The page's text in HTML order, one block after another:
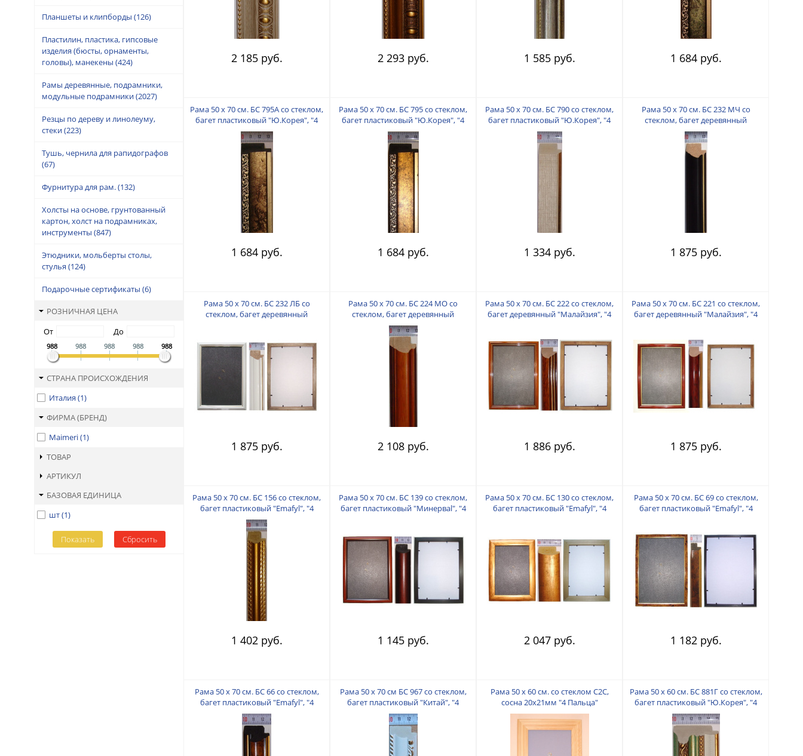
Планшеты и клипборды (126)
Пластилин, пластика, гипсовые
изделия (бюсты, орнаменты,
головы), манекены (424)
Рамы деревянные, подрамники,
модульные подрамники(2027)
Резцы по дереву и линолеуму,
стеки(223)
Тушь, чернила для рапидографов
(67)
Фурнитура для рам.(132)
Холсты на основе, грунтованный
картон, холст на подрамниках,
инструменты (847)
Этюдники, мольберты столы,
стулья (124)
Подарочные сертификаты (6)
РОЗНИЧНАЯ ЦЕНА
От
До
988 988 988 988 988
СТРАНА ПРОИСХОЖДЕНИЯ
Италия (1)
ФИРМА (БРЕНД)
Maimeri(1)
ТОВАР
АРТИКУЛ
БАЗОВАЯ ЕДИНИЦА
шт(1)
2 185 руб. 2 293 руб. 1 585 руб. 1 684 руб.
Рама 50 х 70 см. БС 795А со стеклом,
багет пластиковый "Ю.Корея", "4
пальца"
1 684 руб.
Рама 50 х 70 см. БС 795 со стеклом,
багет пластиковый "Ю.Корея", "4
пальца"
1 684 руб.
Рама 50 х 70 см. БС 790 со стеклом,
багет пластиковый "Ю.Корея", "4
пальца"
1 334 руб.
Рама 50 х 70 см. БС 232 МЧ со
стеклом, багет деревянный
"Малайзия", "4 пальца"
1 875 руб.
Рама 50 х 70 см. БС 232 ЛБ со
стеклом, багет деревянный
1 875 руб.
Рама 50 х 70 см. БС 224 МО со
стеклом, багет деревянный
"Малайзия", "4 пальца"
2 108 руб.
Рама 50 х 70 см. БС 222 со стеклом,
багет деревянный "Малайзия", "4
1 886 руб.
Рама 50 х 70 см. БС 221 со стеклом,
багет деревянный "Малайзия", "4
1 875 руб.
Рама 50 х 70 см. БС 156 со стеклом,
багет пластиковый "Emafyl", "4
пальца"
1 402 руб.
Рама 50 х 70 см. БС 139 со стеклом,
багет пластиковый "Минерваl", "4
1 145 руб.
Рама 50 х 70 см. БС 130 со стеклом,
багет пластиковый "Emafyl", "4
2 047 руб.
Рама 50 х 70 см. БС 69 со стеклом,
багет пластиковый "Emafyl", "4
1 182 руб.
Рама 50 х 70 см. БС 66 со стеклом,
багет пластиковый "Emafyl", "4
пальца"
Рама 50 х 70 см БС 967 со стеклом,
багет пластиковый "Китай", "4
пальца"
Рама 50 х 60 см. со стеклом С2С,
сосна 20х21мм "4 Пальца"
Рама 50 х 60 см. БС 881Г со стеклом,
багет пластиковый "Ю.Корея", "4
пальца"